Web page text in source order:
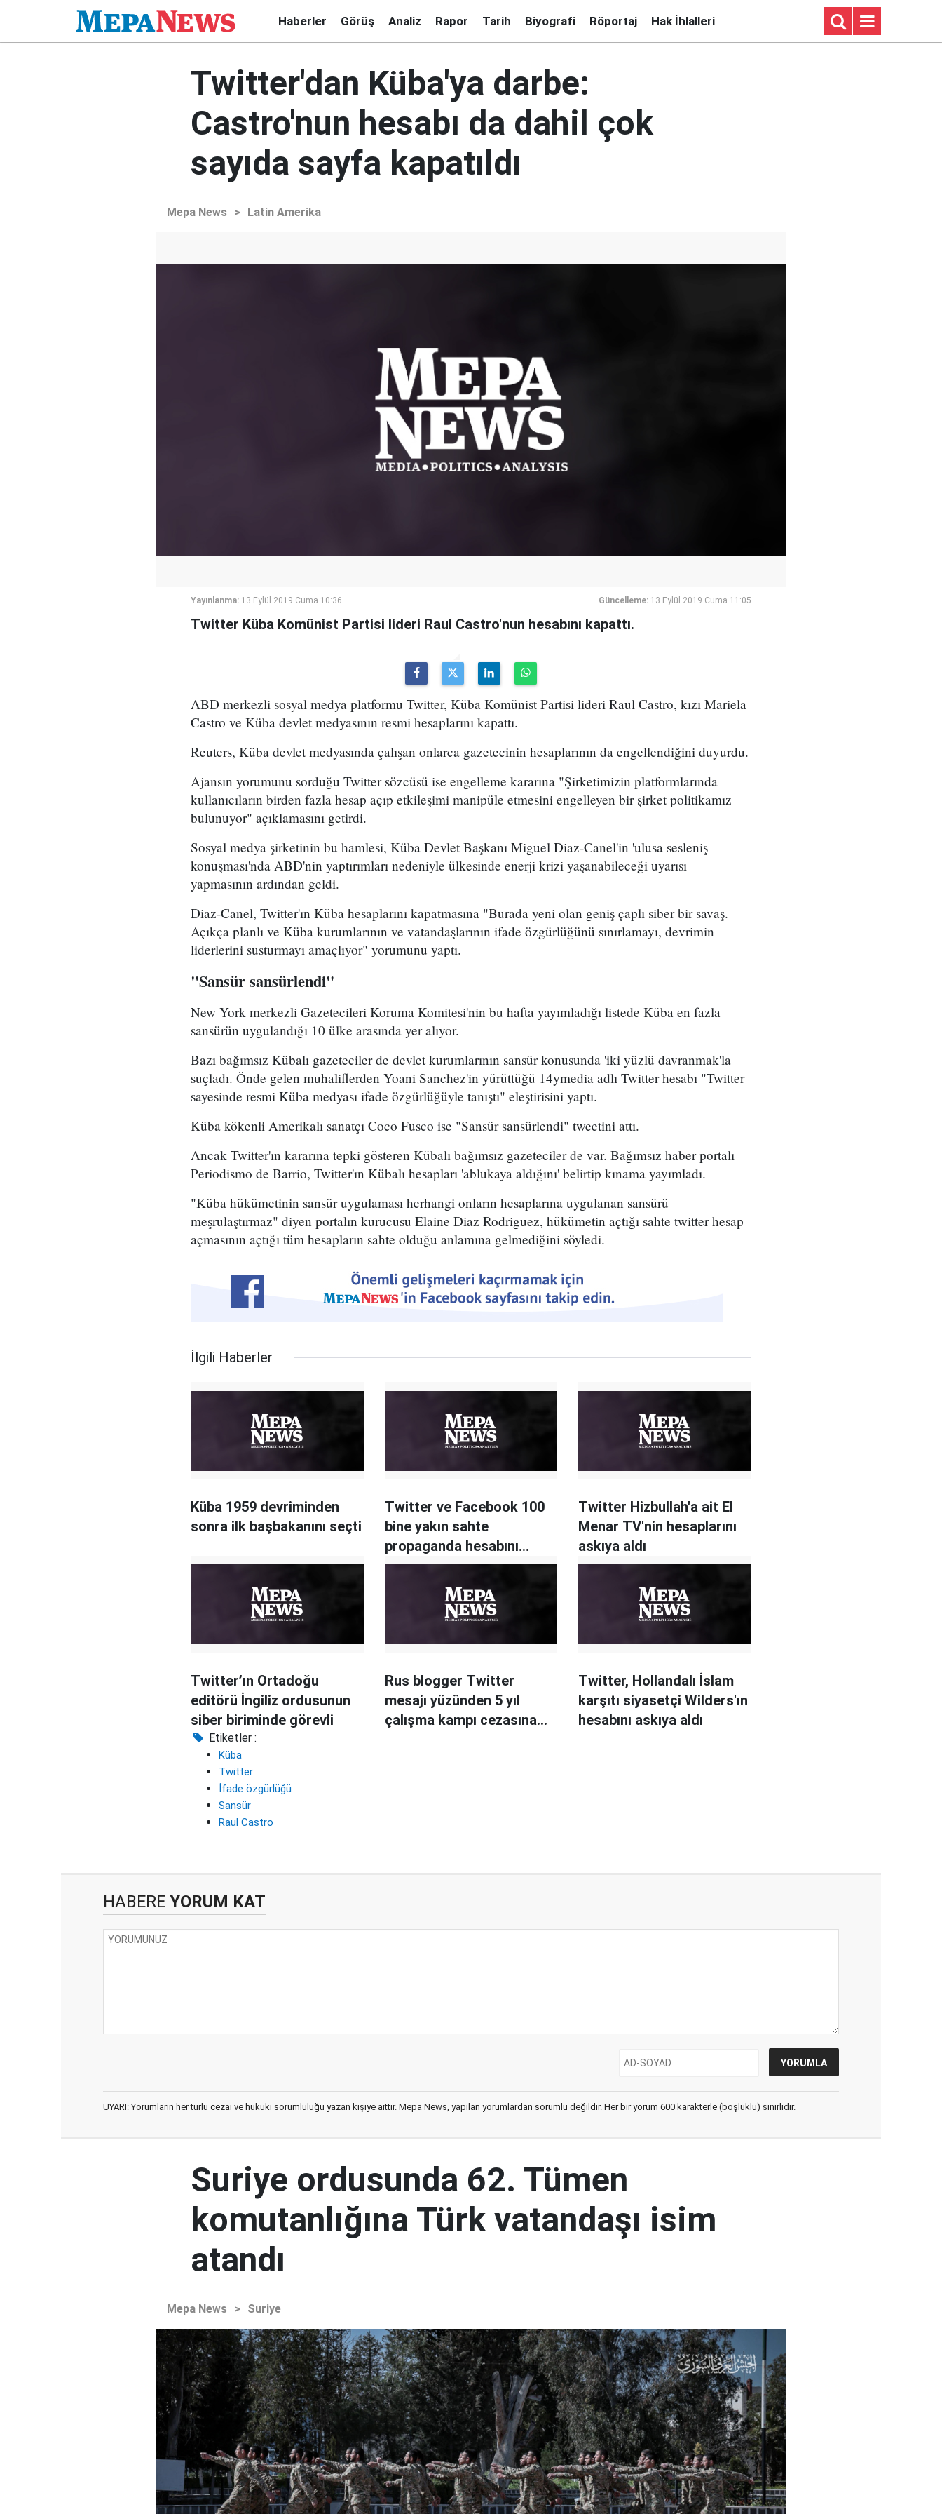
Haberler Görüş Analiz Rapor Tarih Biyografi Röportaj Hak İhlalleri
Twitter'dan Küba'ya darbe:
Castro'nun hesabı da dahil çok
sayıda sayfa kapatıldı
Mepa News > Latin Amerika
Yayınlanma: 13 Eylül 2019 Cuma 10:36 Güncelleme: 13 Eylül 2019 Cuma 11:05
Twitter Küba Komünist Partisi lideri Raul Castro'nun hesabını kapattı.
ABD merkezli sosyal medya platformu Twitter, Küba Komünist Partisi lideri Raul Castro, kızı Mariela
Castro ve Küba devlet medyasının resmi hesaplarını kapattı.
Reuters, Küba devlet medyasında çalışan onlarca gazetecinin hesaplarının da engellendiğini duyurdu.
Ajansın yorumunu sorduğu Twitter sözcüsü ise engelleme kararına "Şirketimizin platformlarında
kullanıcıların birden fazla hesap açıp etkileşimi manipüle etmesini engelleyen bir şirket politikamız
bulunuyor" açıklamasını getirdi.
Sosyal medya şirketinin bu hamlesi, Küba Devlet Başkanı Miguel Diaz-Canel'in 'ulusa sesleniş
konuşması'nda ABD'nin yaptırımları nedeniyle ülkesinde enerji krizi yaşanabileceği uyarısı
yapmasının ardından geldi.
Diaz-Canel, Twitter'ın Küba hesaplarını kapatmasına "Burada yeni olan geniş çaplı siber bir savaş.
Açıkça planlı ve Küba kurumlarının ve vatandaşlarının ifade özgürlüğünü sınırlamayı, devrimin
liderlerini susturmayı amaçlıyor" yorumunu yaptı.
"Sansür sansürlendi"
New York merkezli Gazetecileri Koruma Komitesi'nin bu hafta yayımladığı listede Küba en fazla
sansürün uygulandığı 10 ülke arasında yer alıyor.
Bazı bağımsız Kübalı gazeteciler de devlet kurumlarının sansür konusunda 'iki yüzlü davranmak'la
suçladı. Önde gelen muhaliflerden Yoani Sanchez'in yürüttüğü 14ymedia adlı Twitter hesabı "Twitter
sayesinde resmi Küba medyası ifade özgürlüğüyle tanıştı" eleştirisini yaptı.
Küba kökenli Amerikalı sanatçı Coco Fusco ise "Sansür sansürlendi" tweetini attı.
Ancak Twitter'ın kararına tepki gösteren Kübalı bağımsız gazeteciler de var. Bağımsız haber portalı
Periodismo de Barrio, Twitter'ın Kübalı hesapları 'ablukaya aldığını' belirtip kınama yayımladı.
"Küba hükümetinin sansür uygulaması herhangi onların hesaplarına uygulanan sansürü
meşrulaştırmaz" diyen portalın kurucusu Elaine Diaz Rodriguez, hükümetin açtığı sahte twitter hesap
açmasının açtığı tüm hesapların sahte olduğu anlamına gelmediğini söyledi.
İlgili Haberler
Küba 1959 devriminden
sonra ilk başbakanını seçti
Twitter ve Facebook 100
bine yakın sahte
propaganda hesabını
kapattı
Twitter Hizbullah'a ait El
Menar TV'nin hesaplarını
askıya aldı
Twitter’ın Ortadoğu
editörü İngiliz ordusunun
siber biriminde görevli
Rus blogger Twitter
mesajı yüzünden 5 yıl
çalışma kampı cezasına
Twitter, Hollandalı İslam
karşıtı siyasetçi Wilders'ın
hesabını askıya aldı
Etiketler :
Küba
Twitter
İfade özgürlüğü
Sansür
Raul Castro
HABERE YORUM KAT
UYARI: Yorumların her türlü cezai ve hukuki sorumluluğu yazan kişiye aittir. Mepa News, yapılan yorumlardan sorumlu değildir. Her bir yorum 600 karakterle (boşluklu) sınırlıdır.
Suriye ordusunda 62. Tümen
komutanlığına Türk vatandaşı isim
atandı
Mepa News > Suriye